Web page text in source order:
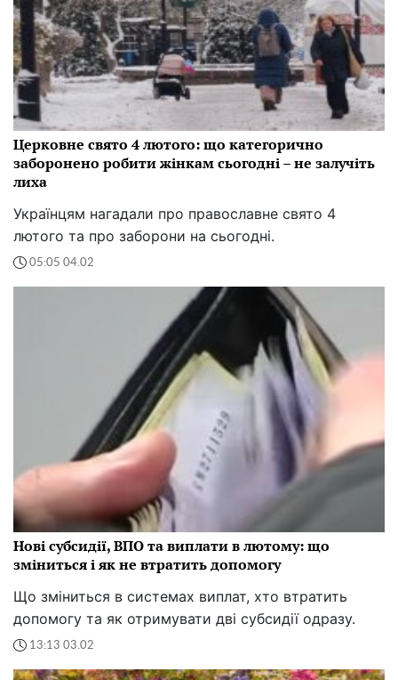
Церковне свято 4 лютого: що категорично
заборонено робити жінкам сьогодні – не залучіть
лиха
Українцям нагадали про православне свято 4
лютого та про заборони на сьогодні.
05:05 04.02
Нові субсидії, ВПО та виплати в лютому: що
зміниться і як не втратить допомогу
Що зміниться в системах виплат, хто втратить
допомогу та як отримувати дві субсидії одразу.
13:13 03.02